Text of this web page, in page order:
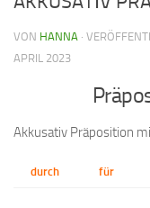
VON HANNA ·
APRIL 2023
Akkusativ Präposition
durch für